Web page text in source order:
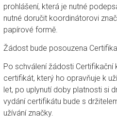
prohlášení, která je nutné
nutné doručit koordinátorovi
papírové formě.
Žádost bude posouzena
Po schválení žádosti Certifikační
certifikát, který ho opravňuje k
let, po uplynutí doby platnosti si
vydání certifikátu bude s
užívání značky.